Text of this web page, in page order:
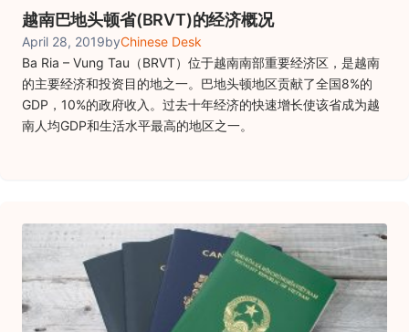
越南巴地头顿省(BRVT)的经济概况
April 28, 2019byChinese Desk
Ba Ria – Vung Tau（BRVT）位于越南南部重要经济区，是越南
的主要经济和投资目的地之一。巴地头顿地区贡献了全国8%的
GDP，10%的政府收入。过去十年经济的快速增长使该省成为越
南人均GDP和生活水平最高的地区之一。